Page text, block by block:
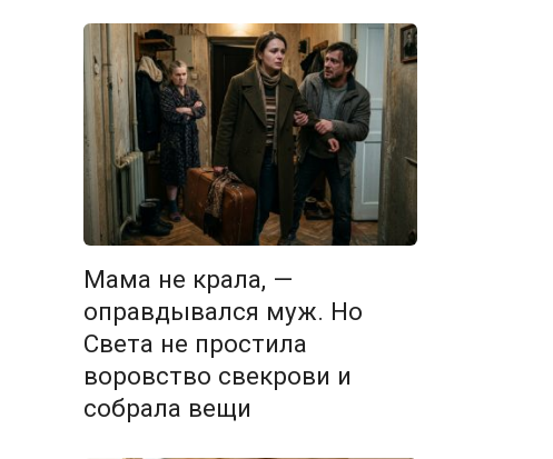
Мама не крала, —
оправдывался муж. Но
Света не простила
воровство свекрови и
собрала вещи